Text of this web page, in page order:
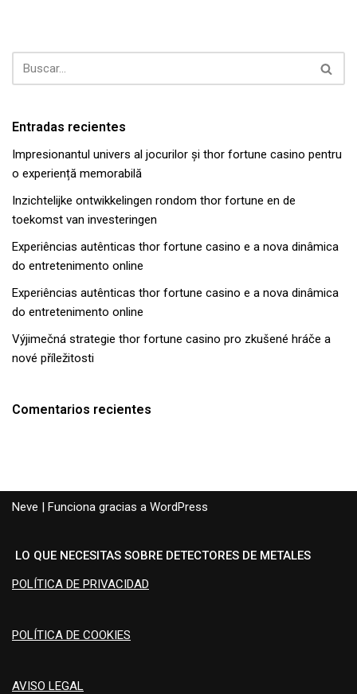
Entradas recientes
Impresionantul univers al jocurilor și thor fortune casino pentru
o experiență memorabilă
Inzichtelijke ontwikkelingen rondom thor fortune en de
toekomst van investeringen
Experiências autênticas thor fortune casino e a nova dinâmica
do entretenimento online
Experiências autênticas thor fortune casino e a nova dinâmica
do entretenimento online
Výjimečná strategie thor fortune casino pro zkušené hráče a
nové příležitosti
Comentarios recientes
Neve | Funciona gracias a WordPress
LO QUE NECESITAS SOBRE DETECTORES DE METALES
POLÍTICA DE PRIVACIDAD
POLÍTICA DE COOKIES
AVISO LEGAL